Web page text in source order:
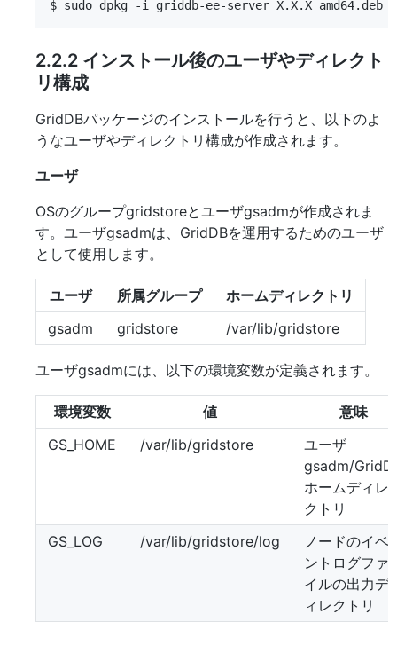
2.2.2 インストール後のユーザやディレクト
リ構成
GridDBパッケージのインストールを行うと、以下のよ
うなユーザやディレクトリ構成が作成されます。
ユーザ
OSのグループgridstoreとユーザgsadmが作成されま
す。ユーザgsadmは、GridDBを運用するためのユーザ
として使用します。
ユーザ 所属グループ
ホームディレクトリ
gsadm
gridstore /var/lib/gridstore
ユーザgsadmには、以下の環境変数が定義されます。
環境変数 値
意味
GS_HOME
/var/lib/gridstore
ユーザ
gsadm/
ホームディレ
クトリ
GS_LOG
/var/lib/gridstore/log
ノードのイベ
ントログファ
イルの出力デ
ィレクトリ